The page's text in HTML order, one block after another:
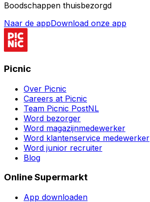
Boodschappen thuisbezorgd
Naar de appDownload onze app
Picnic
Over Picnic
Careers at Picnic
Team Picnic PostNL
Word bezorger
Word magazijnmedewerker
Word klantenservice medewerker
Word junior recruiter
Blog
Online Supermarkt
App downloaden